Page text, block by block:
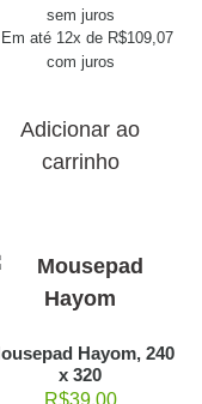
sem juros
Em até 12x de R$109,07
com juros
Adicionar ao
carrinho
Hayom, 240
x 320
R$39,00